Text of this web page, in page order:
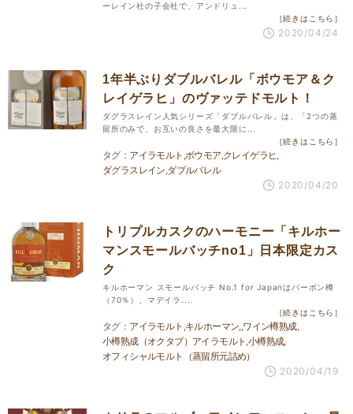
ーレイン社の子会社で、アンドリュ...
［続きはこちら］
2020/04/24
1年半ぶりダブルバレル「ボウモア＆ク
レイゲラヒ」のヴァッテドモルト！
ダグラスレイン人気シリーズ「ダブルバレル」は、「2つの蒸
留所のみで、お互いの良さを最大限に...
［続きはこちら］
アイラモルト ボウモア クレイゲラヒ
ダグラスレイン ダブルバレル
2020/04/20
トリプルカスクのハーモニー「キルホー
マンスモールバッチno1」日本限定カス
ク
キルホーマン スモールバッチ No.1 for Japanはバーボン樽
（70％）、マデイラ...
［続きはこちら］
アイラモルト キルホーマン ワイン樽熟成
小樽熟成（オクタブ）アイラモルト 小樽熟成
オフィシャルモルト（蒸留所元詰め）
2020/04/19